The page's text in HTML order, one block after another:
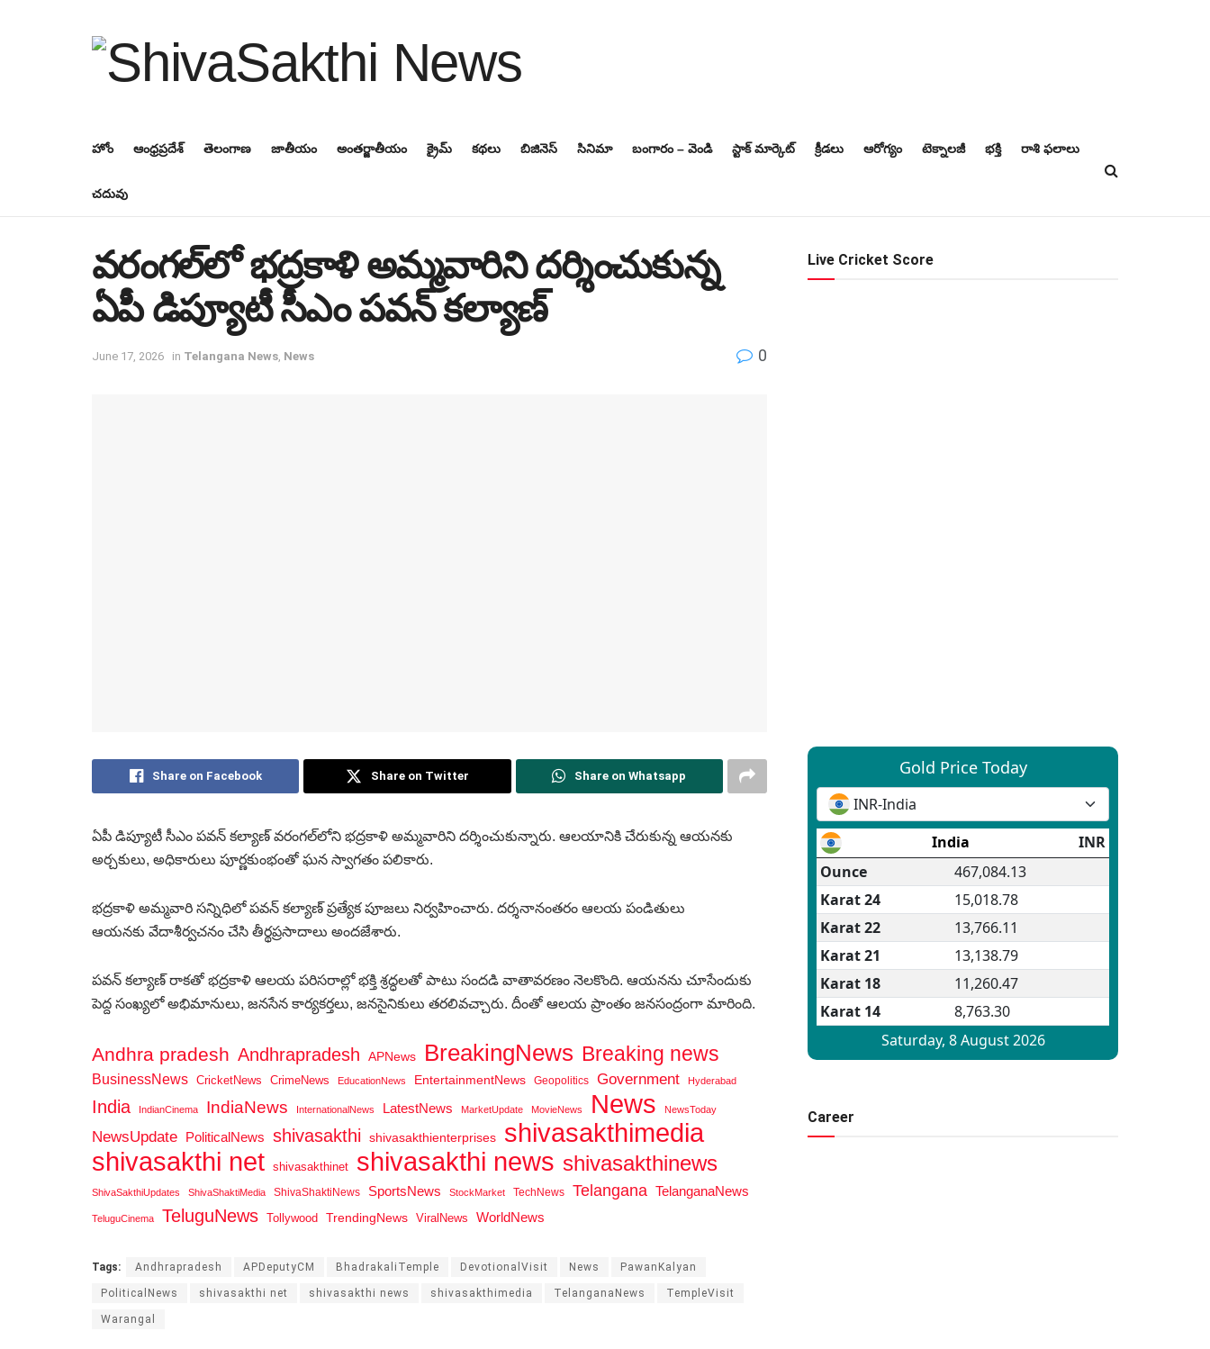
హోం ఆంధ్రప్రదేశ్ తెలంగాణ జాతీయం అంతర్జాతీయం క్రైమ్ కథలు బిజినెస్‌ సినిమా బంగారం – వెండి స్టాక్ మార్కెట్ క్రీడలు ఆరోగ్యం టెక్నాలజీ భక్తి రాశి ఫలాలు
చదువు
వరంగల్‌లో భద్రకాళి అమ్మవారిని దర్శించుకున్న
ఏపీ డిప్యూటీ సీఎం పవన్ కల్యాణ్
June 17, 2026 in Telangana News News 0
Share on Facebook Share on Twitter Share on Whatsapp
ఏపీ డిప్యూటీ సీఎం పవన్ కల్యాణ్ వరంగల్‌లోని భద్రకాళి అమ్మవారిని దర్శించుకున్నారు. ఆలయానికి చేరుకున్న ఆయనకు
అర్చకులు, అధికారులు పూర్ణకుంభంతో ఘన స్వాగతం పలికారు.
భద్రకాళి అమ్మవారి సన్నిధిలో పవన్ కల్యాణ్ ప్రత్యేక పూజలు నిర్వహించారు. దర్శనానంతరం ఆలయ పండితులు
ఆయనకు వేదాశీర్వచనం చేసి తీర్థప్రసాదాలు అందజేశారు.
పవన్ కల్యాణ్ రాకతో భద్రకాళి ఆలయ పరిసరాల్లో భక్తి శ్రద్ధలతో పాటు సందడి వాతావరణం నెలకొంది. ఆయనను చూసేందుకు
పెద్ద సంఖ్యలో అభిమానులు, జనసేన కార్యకర్తలు, జనసైనికులు తరలివచ్చారు. దీంతో ఆలయ ప్రాంతం జనసంద్రంగా మారింది.
Andhra pradesh Andhrapradesh APNews BreakingNews Breaking news
BusinessNews CricketNews CrimeNews EducationNews EntertainmentNews Geopolitics Government Hyderabad
India IndianCinema IndiaNews InternationalNews LatestNews MarketUpdate MovieNews News NewsToday
NewsUpdate PoliticalNews shivasakthi shivasakthienterprises
shivasakthimedia
shivasakthi net shivasakthinet shivasakthi news shivasakthinews
ShivaSakthiUpdates ShivaShaktiMedia ShivaShaktiNews SportsNews StockMarket TechNews Telangana TelanganaNews
TeluguCinema TeluguNews Tollywood TrendingNews ViralNews WorldNews
Tags: Andhrapradesh APDeputyCM BhadrakaliTemple DevotionalVisit News PawanKalyan
PoliticalNews shivasakthi net shivasakthi news shivasakthimedia TelanganaNews TempleVisit
Warangal
Live Cricket Score
Career